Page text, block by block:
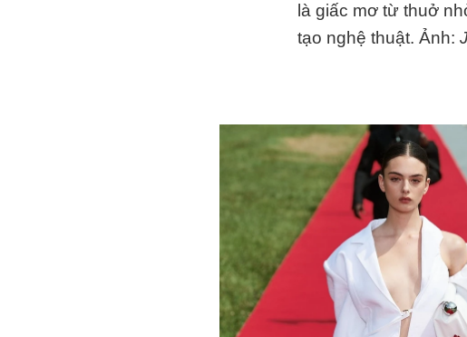
là giấc mơ từ thuở
tạo nghệ thuật. Ảnh: